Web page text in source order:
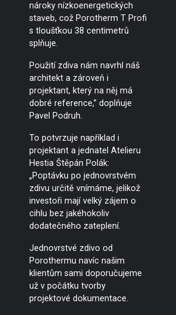
nároky nízkoenergetických
staveb, což Porotherm T Profi
s tloušťkou 38 centimetrů
splňuje.
Použití zdiva nám navrhl náš
architekt a zároveň i
projektant, který na něj má
dobré reference,” doplňuje
Pavel Podruh.
To potvrzuje například i
projektant a jednatel Atelieru
Hestia Štěpán Polák:
„Poptávku po jednovrstvém
zdivu určitě vnímáme, jelikož
investoři mají velký zájem o
cihlu bez jakéhokoliv
dodatečného zateplení.
Jednovrstvé zdivo od
Porothermu navíc našim
klientům sami doporučujeme
už v počátku tvorby
projektové dokumentace.